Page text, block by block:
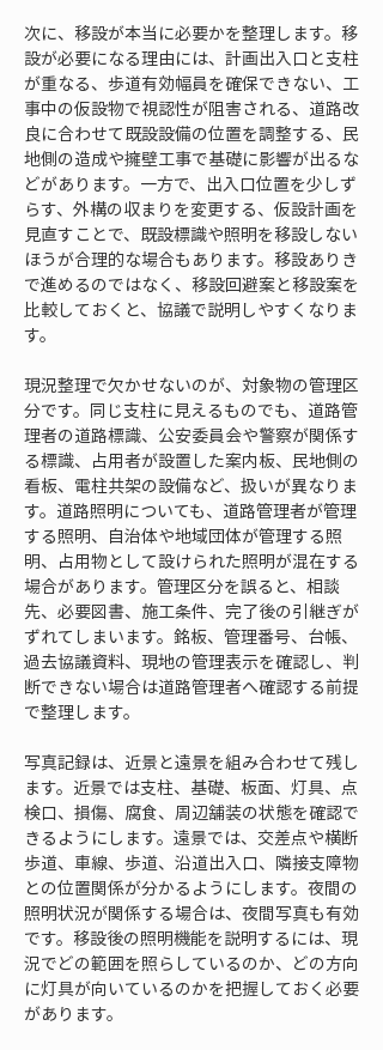
次に、移設が本当に必要かを整理します。移
設が必要になる理由には、計画出入口と支柱
が重なる、歩道有効幅員を確保できない、工
事中の仮設物で視認性が阻害される、道路改
良に合わせて既設設備の位置を調整する、民
地側の造成や擁壁工事で基礎に影響が出るな
どがあります。一方で、出入口位置を少しず
らす、外構の収まりを変更する、仮設計画を
見直すことで、既設標識や照明を移設しない
ほうが合理的な場合もあります。移設ありき
で進めるのではなく、移設回避案と移設案を
比較しておくと、協議で説明しやすくなりま
す。
現況整理で欠かせないのが、対象物の管理区
分です。同じ支柱に見えるものでも、道路管
理者の道路標識、公安委員会や警察が関係す
る標識、占用者が設置した案内板、民地側の
看板、電柱共架の設備など、扱いが異なりま
す。道路照明についても、道路管理者が管理
する照明、自治体や地域団体が管理する照
明、占用物として設けられた照明が混在する
場合があります。管理区分を誤ると、相談
先、必要図書、施工条件、完了後の引継ぎが
ずれてしまいます。銘板、管理番号、台帳、
過去協議資料、現地の管理表示を確認し、判
断できない場合は道路管理者へ確認する前提
で整理します。
写真記録は、近景と遠景を組み合わせて残し
ます。近景では支柱、基礎、板面、灯具、点
検口、損傷、腐食、周辺舗装の状態を確認で
きるようにします。遠景では、交差点や横断
歩道、車線、歩道、沿道出入口、隣接支障物
との位置関係が分かるようにします。夜間の
照明状況が関係する場合は、夜間写真も有効
です。移設後の照明機能を説明するには、現
況でどの範囲を照らしているのか、どの方向
に灯具が向いているのかを把握しておく必要
があります。